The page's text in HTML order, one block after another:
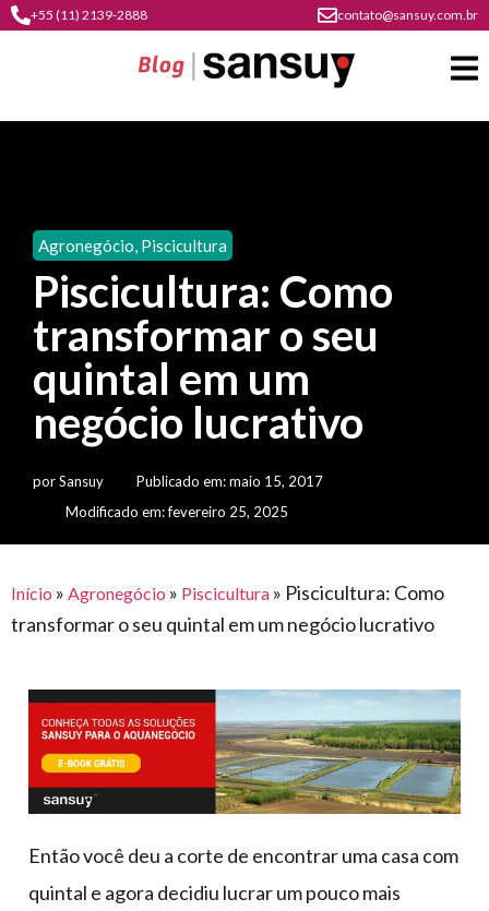
+55 (11) 2139-2888 contato@sansuy.com.br
contato
cultura
do
plástico
institucional
materiais
gratuitos
premiações
Agronegócio
psicultura
soluções
em
água
para
Coberturas
barracas
sansuy
de
feira
Indústria
comunicação
visual
offshore
civil
piscinas
automotivo
móveis,
calçados,
epi's
lonas
multiúso
Transporte
e logística
armazenagem
lonas
vida
caminhoneiro
Agronegócio, Piscicultura
Piscicultura: Como
transformar o seu
quintal em um
negócio lucrativo
porSansuy Publicado em:maio 15, 2017
Modificado em: fevereiro 25, 2025
Início » Agronegócio » Piscicultura » Piscicultura: Como
transformar o seu quintal em um negócio lucrativo
Então você deu a corte de encontrar uma casa com
quintal e agora decidiu lucrar um pouco mais